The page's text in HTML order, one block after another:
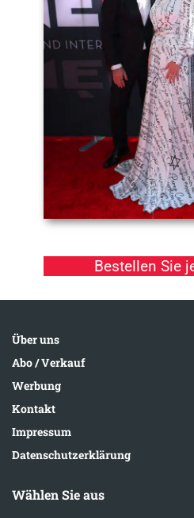
Bestellen Sie
Über uns
Abo / Verkauf
Werbung
Kontakt
Impressum
Datenschutzerklärung
Wählen Sie aus